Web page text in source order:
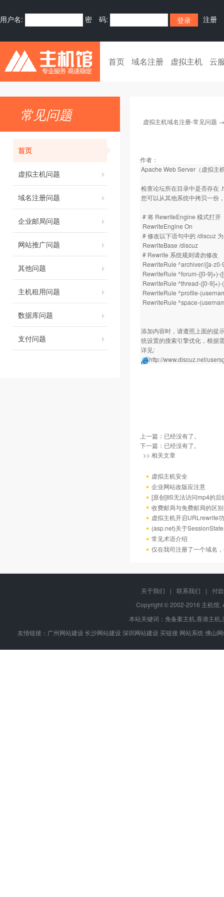
用户名: 密 码: 注册
首页 域名注册 虚拟主机 云
常见问题
首页
虚拟主机问题
域名注册问题
企业邮局问题
网站推广问题
其他问题
主机租用问题
数据库问题
支付问题
虚拟主机域名注册-常见问题
作者：
Apache Web Server（虚拟主
检查论坛所在目录中是否存在
您可以从其他系统中拷贝一份
# 将 RewriteEngine 模式打开
RewriteEngine On
# 修改以下语句中的 /discuz
RewriteBase /discuz
# Rewrite 系统规则请勿修改
RewriteRule ^archiver/([a-
RewriteRule ^forum-([0-9]+)-
RewriteRule ^thread-([0-
RewriteRule ^profile-
RewriteRule ^space-
添加内容时，请遵照上面的提
统设置的搜索引擎优化，根据
详见:
http://www.discuz.net/
上一篇：已经没有了。
下一篇：已经没有了。
>> 相关文章
虚拟主机安全
企业网站改版应注意
[原创]IIS无法访问mp4的后
收费邮局与免费邮局的区别
虚拟主机开启URLrewrite
(asp.net)关于
常见术语介绍
仅在我司注册了一个域名
关于我们 | 联系我们 |
付
Copyright © 2002-2016 主机馆
本站关键词： 免备案主机香港主机
友情链接： 广州网站建设 长沙网站建设 深圳网站建设 买链接 网站系统 佛山